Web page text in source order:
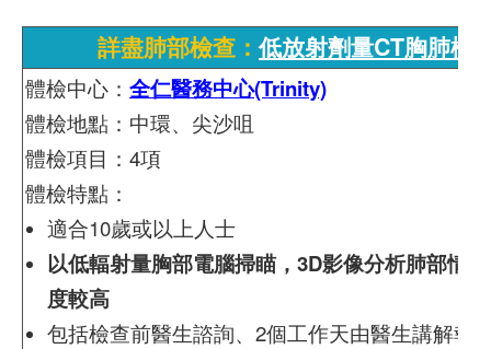
詳盡肺部檢查：低放射劑量CT胸肺檢
體檢中心： 全仁醫務中心(Trinity)
體檢地點：中環、尖沙咀
體檢項目：4項
體檢特點：
適合10歲或以上人士
以低輻射量胸部電腦掃瞄，3D影像分析肺部情
度較高
包括檢查前醫生諮詢、2個工作天由醫生講解報